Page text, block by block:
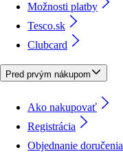
Možnosti platby
Tesco.sk
Clubcard
Pred prvým nákupom
Ako nakupovať
Registrácia
Objednanie doručenia